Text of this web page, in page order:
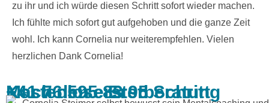
zu ihr und ich würde diesen Schritt sofort wieder machen.
Ich fühlte mich sofort gut aufgehoben und die ganze Zeit
wohl. Ich kann Cornelia nur weiterempfehlen. Vielen
herzlichen Dank Cornelia!
Mach den ersten Schritt
Kostenlose Erstberatung
+41 76 595 83 95